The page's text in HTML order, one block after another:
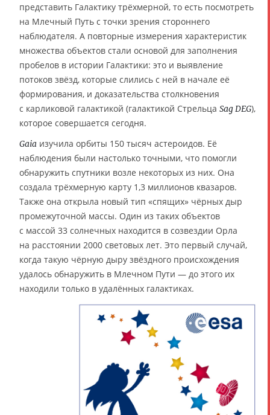
представить Галактику трёхмерной, то есть посмотреть
на Млечный Путь с точки зрения стороннего
наблюдателя. А повторные измерения характеристик
множества объектов стали основой для заполнения
пробелов в истории Галактики: это и выявление
потоков звёзд, которые слились с ней в начале её
формирования, и доказательства столкновения
с карликовой галактикой (галактикой Стрельца Sag DEG),
которое совершается сегодня.
Gaia изучила орбиты 150 тысяч астероидов. Её
наблюдения были настолько точными, что помогли
обнаружить спутники возле некоторых из них. Она
создала трёхмерную карту 1,3 миллионов квазаров.
Также она открыла новый тип «спящих» чёрных дыр
промежуточной массы. Один из таких объектов
с массой 33 солнечных находится в созвездии Орла
на расстоянии 2000 световых лет. Это первый случай,
когда такую чёрную дыру звёздного происхождения
удалось обнаружить в Млечном Пути — до этого их
находили только в удалённых галактиках.